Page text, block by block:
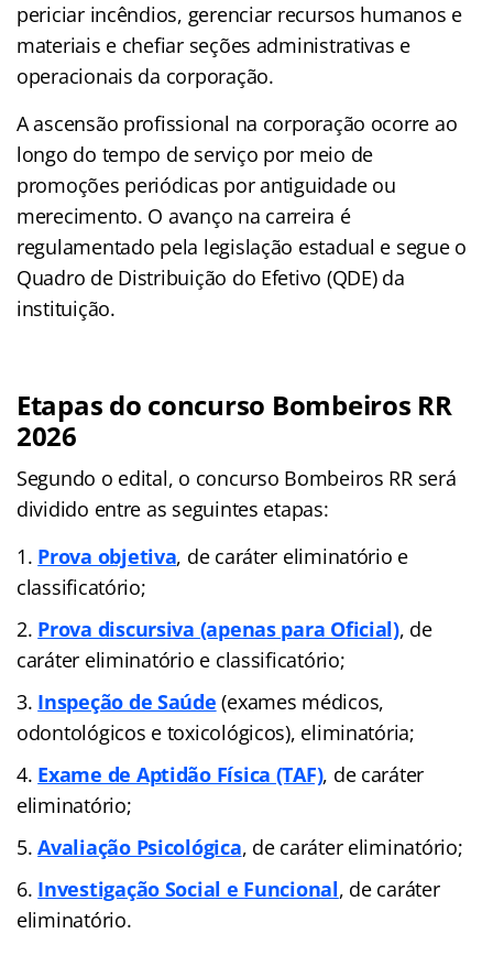
periciar incêndios, gerenciar recursos humanos e
materiais e chefiar seções administrativas e
operacionais da corporação.
A ascensão profissional na corporação ocorre ao
longo do tempo de serviço por meio de
promoções periódicas por antiguidade ou
merecimento. O avanço na carreira é
regulamentado pela legislação estadual e segue o
Quadro de Distribuição do Efetivo (QDE) da
instituição.
Etapas do concurso Bombeiros RR
2026
Segundo o edital, o concurso Bombeiros RR será
dividido entre as seguintes etapas:
Prova objetiva, de caráter eliminatório e
classificatório;
Prova discursiva (apenas para Oficial), de
caráter eliminatório e classificatório;
Inspeção de Saúde (exames médicos,
odontológicos e toxicológicos), eliminatória;
Exame de Aptidão Física (TAF), de caráter
eliminatório;
Avaliação Psicológica, de caráter eliminatório;
Investigação Social e Funcional, de caráter
eliminatório.